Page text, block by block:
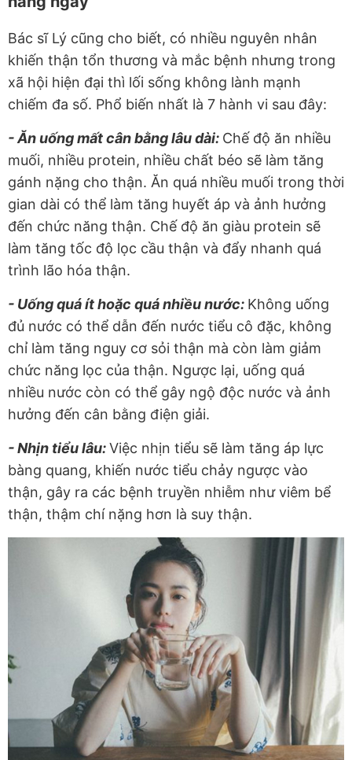
Bác sĩ Lý cũng cho biết, có nhiều nguyên nhân
khiến thận tổn thương và mắc bệnh nhưng trong
xã hội hiện đại thì lối sống không lành mạnh
chiếm đa số. Phổ biến nhất là 7 hành vi sau đây:
- Ăn uống mất cân bằng lâu dài: Chế độ ăn nhiều
muối, nhiều protein, nhiều chất béo sẽ làm tăng
gánh nặng cho thận. Ăn quá nhiều muối trong thời
gian dài có thể làm tăng huyết áp và ảnh hưởng
đến chức năng thận. Chế độ ăn giàu protein sẽ
làm tăng tốc độ lọc cầu thận và đẩy nhanh quá
trình lão hóa thận.
- Uống quá ít hoặc quá nhiều nước: Không uống
đủ nước có thể dẫn đến nước tiểu cô đặc, không
chỉ làm tăng nguy cơ sỏi thận mà còn làm giảm
chức năng lọc của thận. Ngược lại, uống quá
nhiều nước còn có thể gây ngộ độc nước và ảnh
hưởng đến cân bằng điện giải.
- Nhịn tiểu lâu:Việc nhịn tiểu sẽ làm tăng áp lực
bàng quang, khiến nước tiểu chảy ngược vào
thận, gây ra các bệnh truyền nhiễm như viêm bể
thận, thậm chí nặng hơn là suy thận.